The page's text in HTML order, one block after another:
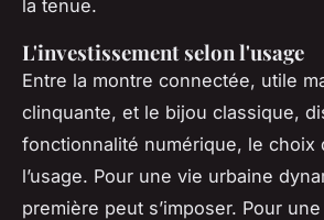
la tenue.
L'investissement selon l'usage
Entre la montre connectée, utile
clinquante, et le bijou classique,
fonctionnalité numérique, le choix
l’usage. Pour une vie urbaine
première peut s’imposer. Pour